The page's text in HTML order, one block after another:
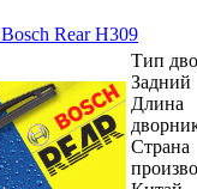
Rear H309
Тип
Задний
Длина
Страна